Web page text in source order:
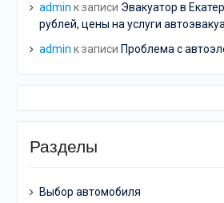
admin к записи Эвакуатор в
рублей, цены на услуги
admin к записи Проблема с
Разделы
Выбор автомобиля